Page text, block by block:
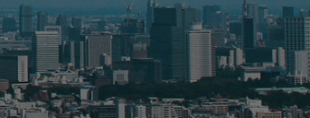
アイデン
国民が安心して夢に向けて